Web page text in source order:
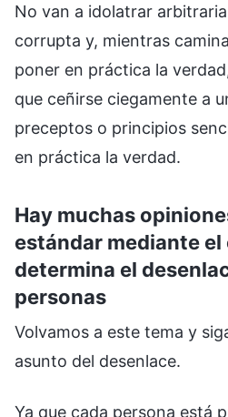
No van a idolatrar
corrupta y, mientras
poner en práctica la
que ceñirse ciegamente a
preceptos o principios
en práctica la verdad.
Hay muchas
estándar mediante el
determina el
personas
Volvamos a este tema y
asunto del desenlace.
Ya que cada persona está